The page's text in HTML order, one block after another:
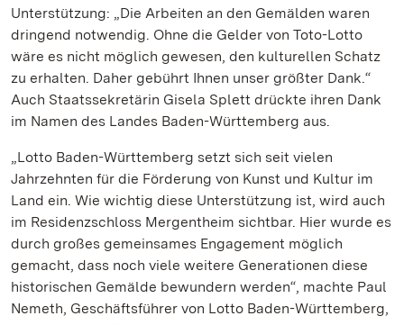
Unterstützung: „Die Arbeiten an den Gemälden waren
dringend notwendig. Ohne die Gelder von Toto-Lotto
wäre es nicht möglich gewesen, den kulturellen Schatz
zu erhalten. Daher gebührt Ihnen unser größter Dank.“
Auch Staatssekretärin Gisela Splett drückte ihren Dank
im Namen des Landes Baden-Württemberg aus.
„Lotto Baden-Württemberg setzt sich seit vielen
Jahrzehnten für die Förderung von Kunst und Kultur im
Land ein. Wie wichtig diese Unterstützung ist, wird auch
im Residenzschloss Mergentheim sichtbar. Hier wurde es
durch großes gemeinsames Engagement möglich
gemacht, dass noch viele weitere Generationen diese
historischen Gemälde bewundern werden“, machte Paul
Nemeth, Geschäftsführer von Lotto Baden-Württemberg,